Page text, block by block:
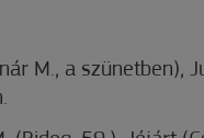
M., a szünetben),